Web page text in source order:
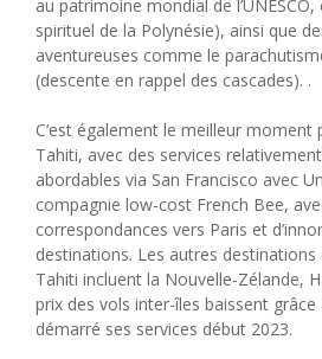
au patrimoine mondial de
spirituel de la Polynésie), ainsi que
aventureuses comme le
(descente en rappel des cascades). .
C’est également le meilleur moment
Tahiti, avec des services
abordables via San Francisco avec
compagnie low-cost French Bee,
correspondances vers Paris et
destinations. Les autres destinations
Tahiti incluent la Nouvelle-Zélande,
prix des vols inter-îles baissent
démarré ses services début 2023.